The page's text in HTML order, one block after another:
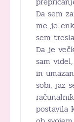
Da sem
me je
sem
Da je
sam
in
sobi, jaz
postavila